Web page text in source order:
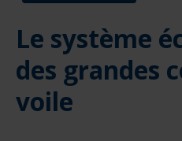
Le système
des grandes
voile